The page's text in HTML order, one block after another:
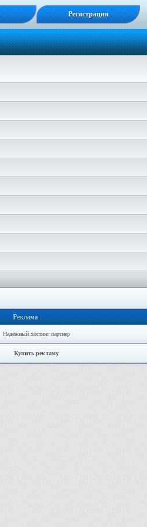
Регистрация
Реклама
Надёжный хостинг партнер
Купить рекламу